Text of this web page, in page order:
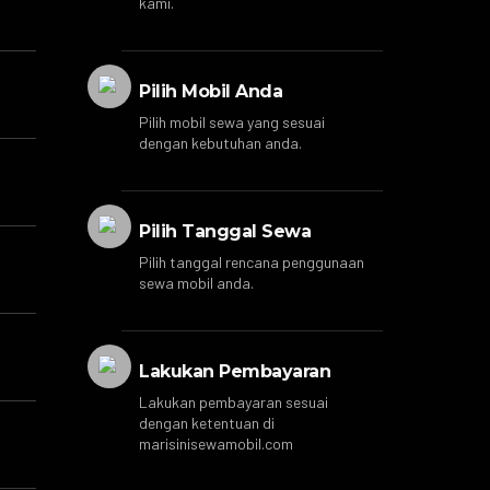
Pilih Mobil Anda
Pilih mobil sewa yang sesuai
dengan kebutuhan anda.
Pilih Tanggal Sewa
Pilih tanggal rencana penggunaan
sewa mobil anda.
Lakukan Pembayaran
Lakukan pembayaran sesuai
dengan ketentuan di
marisinisewamobil.com